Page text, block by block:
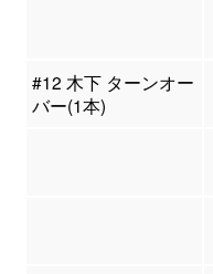
#12 木下 ターンオー
バー(1本)